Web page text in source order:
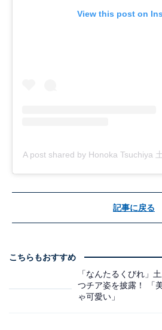
View this post on
A post shared by Honoka Tsuchiya
記事に戻る
こちらもおすすめ
「なんたるくびれ」
つチア姿を披露！ 「
ゃ可愛い」